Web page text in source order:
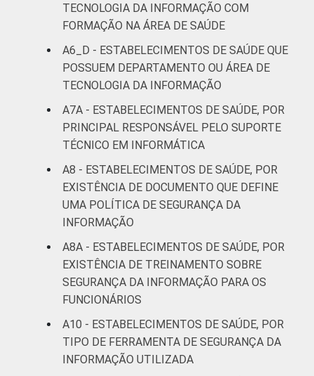
TECNOLOGIA DA INFORMAÇÃO COM
FORMAÇÃO NA ÁREA DE SAÚDE
A6_D - ESTABELECIMENTOS DE SAÚDE QUE
POSSUEM DEPARTAMENTO OU ÁREA DE
TECNOLOGIA DA INFORMAÇÃO
A7A - ESTABELECIMENTOS DE SAÚDE, POR
PRINCIPAL RESPONSÁVEL PELO SUPORTE
TÉCNICO EM INFORMÁTICA
A8 - ESTABELECIMENTOS DE SAÚDE, POR
EXISTÊNCIA DE DOCUMENTO QUE DEFINE
UMA POLÍTICA DE SEGURANÇA DA
INFORMAÇÃO
A8A - ESTABELECIMENTOS DE SAÚDE, POR
EXISTÊNCIA DE TREINAMENTO SOBRE
SEGURANÇA DA INFORMAÇÃO PARA OS
FUNCIONÁRIOS
A10 - ESTABELECIMENTOS DE SAÚDE, POR
TIPO DE FERRAMENTA DE SEGURANÇA DA
INFORMAÇÃO UTILIZADA